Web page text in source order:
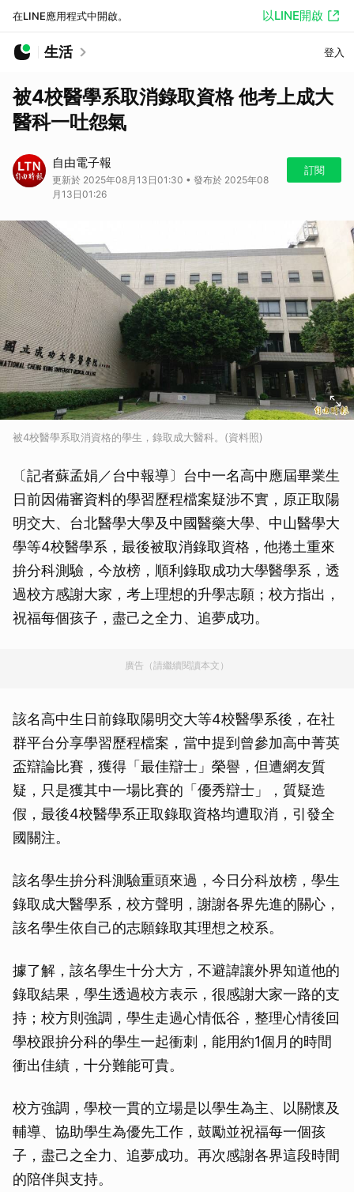
在LINE應用程式中開啟。 以LINE開啟
生活 登入
被4校醫學系取消錄取資格 他考上成大
醫科一吐怨氣
自由電子報
更新於 2025年08月13日01:30 • 發布於 2025年08
月13日01:26
訂閱
被4校醫學系取消資格的學生，錄取成大醫科。(資料照)
〔記者蘇孟娟／台中報導〕台中一名高中應屆畢業生
日前因備審資料的學習歷程檔案疑涉不實，原正取陽
明交大、台北醫學大學及中國醫藥大學、中山醫學大
學等4校醫學系，最後被取消錄取資格，他捲土重來
拚分科測驗，今放榜，順利錄取成功大學醫學系，透
過校方感謝大家，考上理想的升學志願；校方指出，
祝福每個孩子，盡己之全力、追夢成功。
廣告（請繼續閱讀本文）
該名高中生日前錄取陽明交大等4校醫學系後，在社
群平台分享學習歷程檔案，當中提到曾參加高中菁英
盃辯論比賽，獲得「最佳辯士」榮譽，但遭網友質
疑，只是獲其中一場比賽的「優秀辯士」，質疑造
假，最後4校醫學系正取錄取資格均遭取消，引發全
國關注。
該名學生拚分科測驗重頭來過，今日分科放榜，學生
錄取成大醫學系，校方聲明，謝謝各界先進的關心，
該名學生依自己的志願錄取其理想之校系。
據了解，該名學生十分大方，不避諱讓外界知道他的
錄取結果，學生透過校方表示，很感謝大家一路的支
持；校方則強調，學生走過心情低谷，整理心情後回
學校跟拚分科的學生一起衝刺，能用約1個月的時間
衝出佳績，十分難能可貴。
校方強調，學校一貫的立場是以學生為主、以關懷及
輔導、協助學生為優先工作，鼓勵並祝福每一個孩
子，盡己之全力、追夢成功。再次感謝各界這段時間
的陪伴與支持。